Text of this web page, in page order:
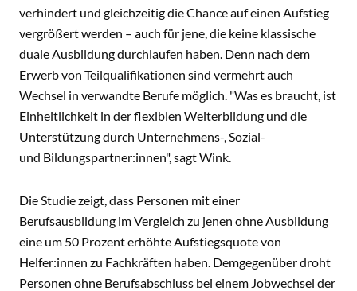
verhindert und gleichzeitig die Chance auf einen Aufstieg
vergrößert werden – auch für jene, die keine klassische
duale Ausbildung durchlaufen haben. Denn nach dem
Erwerb von Teilqualifikationen sind vermehrt auch
Wechsel in verwandte Berufe möglich. "Was es braucht, ist
Einheitlichkeit in der flexiblen Weiterbildung und die
Unterstützung durch Unternehmens-, Sozial-
und Bildungspartner:innen", sagt Wink.
Die Studie zeigt, dass Personen mit einer
Berufsausbildung im Vergleich zu jenen ohne Ausbildung
eine um 50 Prozent erhöhte Aufstiegsquote von
Helfer:innen zu Fachkräften haben. Demgegenüber droht
Personen ohne Berufsabschluss bei einem Jobwechsel der